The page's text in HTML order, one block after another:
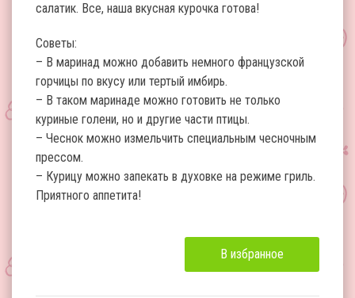
салатик. Все, наша вкусная курочка готова!
Советы:
– В маринад можно добавить немного французской
горчицы по вкусу или тертый имбирь.
– В таком маринаде можно готовить не только
куриные голени, но и другие части птицы.
– Чеснок можно измельчить специальным чесночным
прессом.
– Курицу можно запекать в духовке на режиме гриль.
Приятного аппетита!
В избранное